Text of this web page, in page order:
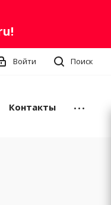
!
Поиск
Войти
Контакты